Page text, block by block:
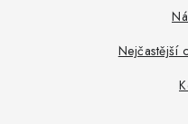
Nejčastější